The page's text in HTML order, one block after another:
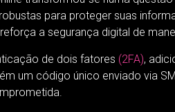
para proteger suas
a segurança digital de
de dois fatores (2FA),
um código único enviado via